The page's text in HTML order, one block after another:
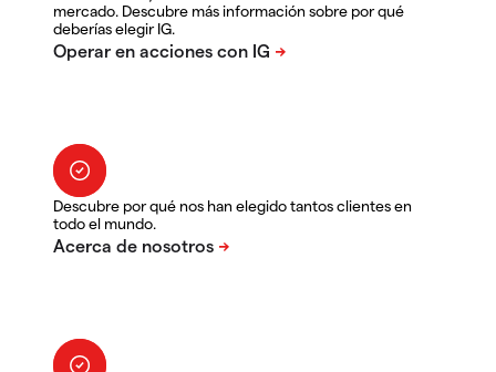
mercado. Descubre más información sobre por qué
deberías elegir IG.
Descubre por qué nos han elegido tantos clientes en
todo el mundo.